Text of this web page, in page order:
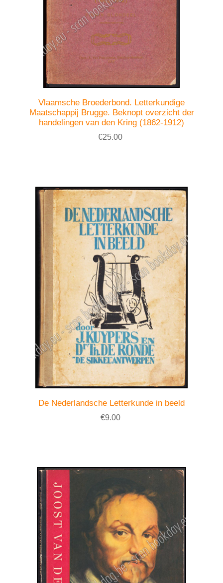
Vlaamsche Broederbond. Letterkundige
Maatschappij Brugge. Beknopt overzicht der
handelingen van den Kring (1862-1912)
€25.00
De Nederlandsche Letterkunde in beeld
€9.00